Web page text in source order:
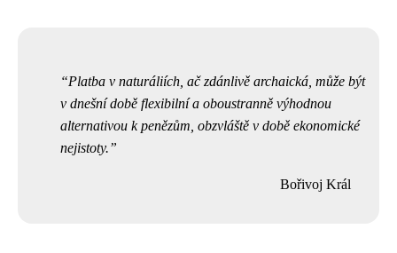
Platba v naturáliích, ač zdánlivě archaická, může být
v dnešní době flexibilní a oboustranně výhodnou
alternativou k penězům, obzvláště v době ekonomické
nejistoty.
Bořivoj Král